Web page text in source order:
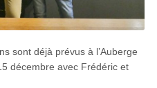
sont déjà prévus à l’Auberge
décembre avec Frédéric et